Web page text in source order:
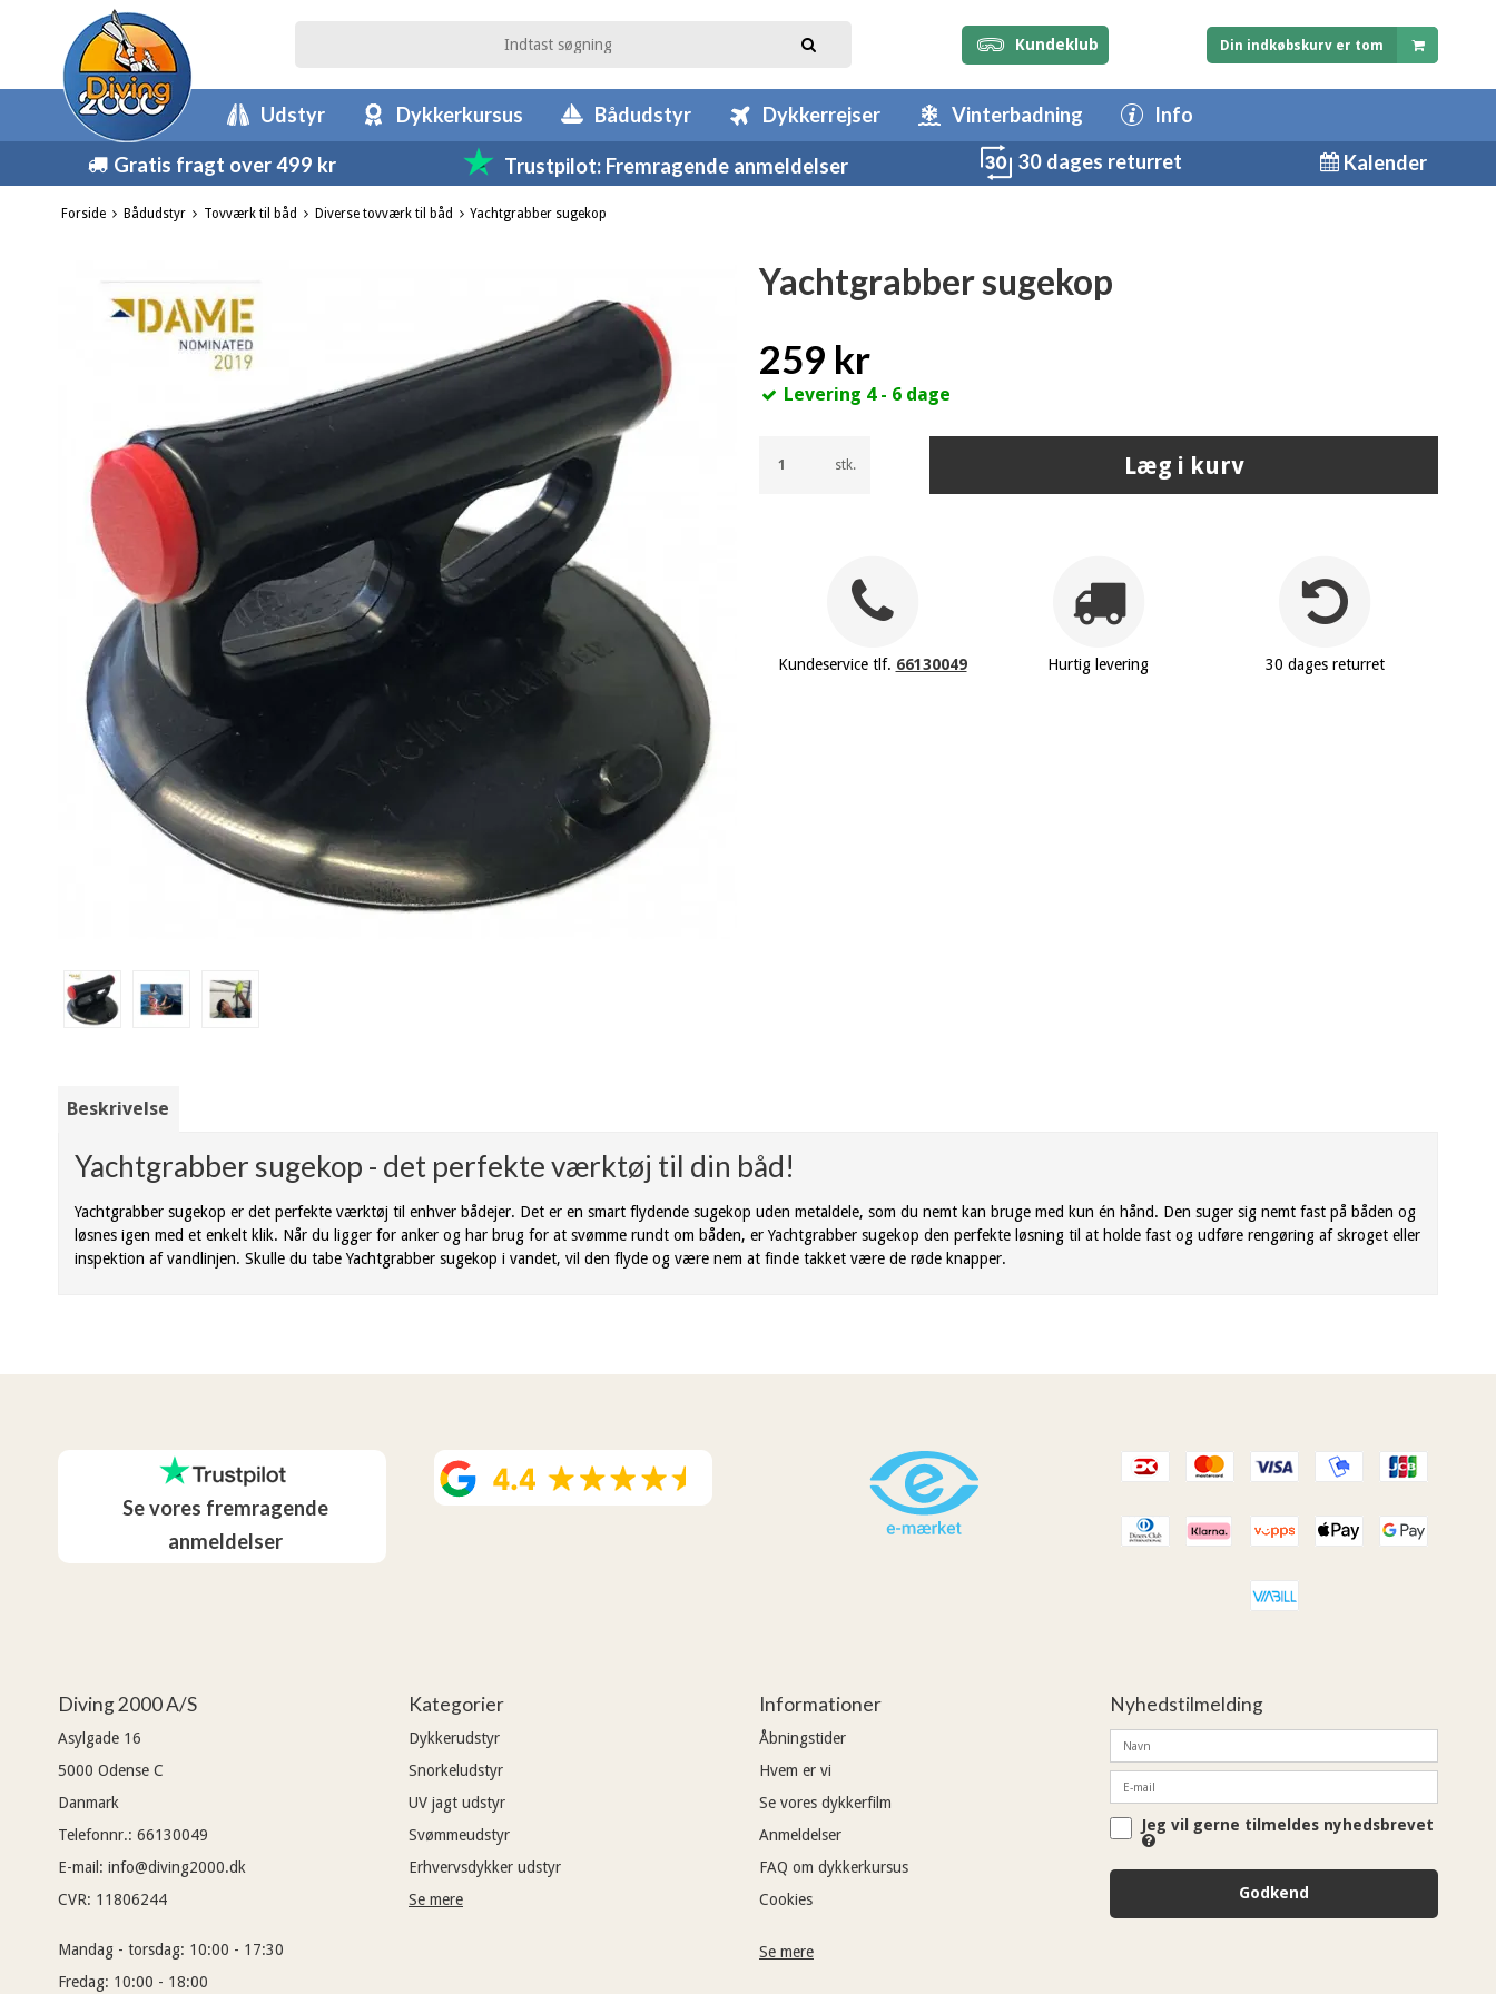
Kundeklub Din indkøbskurv er tom
Udstyr Dykkerkursus Bådudstyr Dykkerrejser Vinterbadning Info
Gratis fragt over 499 kr Trustpilot: Fremragende anmeldelser 30 dages returret Kalender
Forside Bådudstyr Tovværk til båd Diverse tovværk til båd Yachtgrabber sugekop
Yachtgrabber sugekop
259 kr
Levering 4 - 6 dage
stk. Læg i kurv
Kundeservice tlf. 66130049 Hurtig levering 30 dages returret
Beskrivelse
Yachtgrabber sugekop - det perfekte værktøj til din båd!
Yachtgrabber sugekop er det perfekte værktøj til enhver bådejer. Det er en smart flydende sugekop uden metaldele, som du nemt kan bruge med kun én hånd. Den suger sig nemt fast på båden og
løsnes igen med et enkelt klik. Når du ligger for anker og har brug for at svømme rundt om båden, er Yachtgrabber sugekop den perfekte løsning til at holde fast og udføre rengøring af skroget eller
inspektion af vandlinjen. Skulle du tabe Yachtgrabber sugekop i vandet, vil den flyde og være nem at finde takket være de røde knapper.
Se vores fremragende
anmeldelser
Diving 2000 A/S
Asylgade 16
5000 Odense C
Danmark
Telefonnr.: 66130049
E-mail : info@diving2000.dk
CVR: 11806244
Mandag - torsdag: 10:00 - 17:30
Fredag: 10:00 - 18:00
Kategorier
Dykkerudstyr
Snorkeludstyr
UV jagt udstyr
Svømmeudstyr
Erhvervsdykker udstyr
Se mere
Informationer
Åbningstider
Hvem er vi
Se vores dykkerfilm
Anmeldelser
FAQ om dykkerkursus
Cookies
Se mere
Nyhedstilmelding
Jeg vil gerne tilmeldes nyhedsbrevet
Godkend